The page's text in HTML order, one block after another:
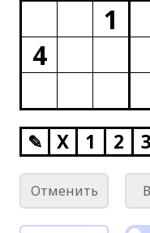
1
4
✎ X 1 2 3
Отменить